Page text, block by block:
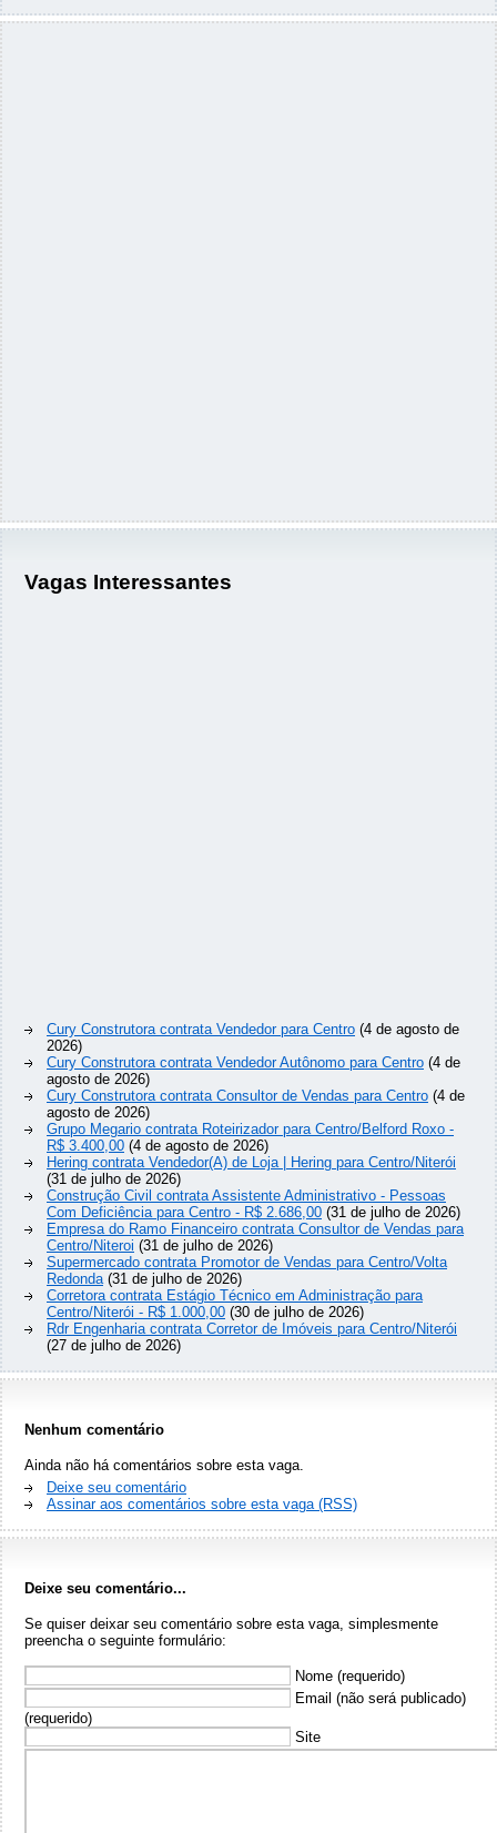
Vagas Interessantes
Cury Construtora contrata Vendedor para Centro (4 de agosto de
2026)
Cury Construtora contrata Vendedor Autônomo para Centro (4 de
agosto de 2026)
Cury Construtora contrata Consultor de Vendas para Centro (4 de
agosto de 2026)
Grupo Megario contrata Roteirizador para Centro/Belford Roxo -
R$ 3.400,00 (4 de agosto de 2026)
Hering contrata Vendedor(A) de Loja | Hering para Centro/Niterói
(31 de julho de 2026)
Construção Civil contrata Assistente Administrativo - Pessoas
Com Deficiência para Centro - R$ 2.686,00 (31 de julho de 2026)
Empresa do Ramo Financeiro contrata Consultor de Vendas para
Centro/Niteroi (31 de julho de 2026)
Supermercado contrata Promotor de Vendas para Centro/Volta
Redonda(31 de julho de 2026)
Corretora contrata Estágio Técnico em Administração para
Centro/Niterói - R$ 1.000,00 (30 de julho de 2026)
Rdr Engenharia contrata Corretor de Imóveis para Centro/Niterói
(27 de julho de 2026)
Nenhum comentário
Ainda não há comentários sobre esta vaga.
Deixe seu comentário
Assinar aos comentários sobre esta vaga (RSS)
Deixe seu comentário...
Se quiser deixar seu comentário sobre esta vaga, simplesmente
preencha o seguinte formulário:
Nome (requerido)
Email (não será publicado)
(requerido)
Site